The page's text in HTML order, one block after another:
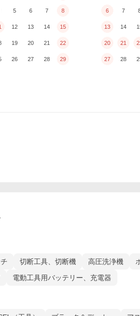
5 6 7 8
12 13 14 15
19 20 21 22
26 27 28 29
6 7
13 14
20 21
27 28
切断工具、切断機 高圧洗浄機
電動工具用バッテリー、充電器